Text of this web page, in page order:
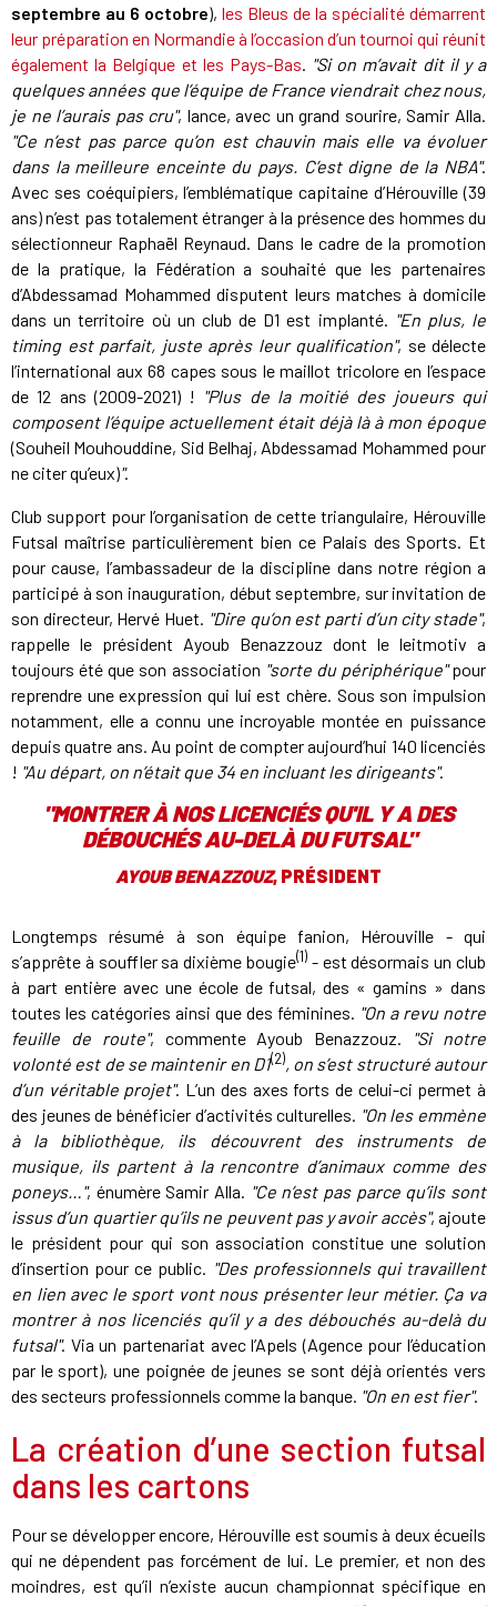
septembre au 6 octobre), les Bleus de la spécialité démarrent
leur préparation en Normandie à l’occasion d’un tournoi qui réunit
également la Belgique et les Pays-Bas. "Si on m’avait dit il y a
quelques années que l’équipe de France viendrait chez nous,
je ne l’aurais pas cru", lance, avec un grand sourire, Samir Alla.
"Ce n’est pas parce qu’on est chauvin mais elle va évoluer
dans la meilleure enceinte du pays. C’est digne de la NBA".
Avec ses coéquipiers, l’emblématique capitaine d’Hérouville (39
ans) n’est pas totalement étranger à la présence des hommes du
sélectionneur Raphaël Reynaud. Dans le cadre de la promotion
de la pratique, la Fédération a souhaité que les partenaires
d’Abdessamad Mohammed disputent leurs matches à domicile
dans un territoire où un club de D1 est implanté. "En plus, le
timing est parfait, juste après leur qualification", se délecte
l’international aux 68 capes sous le maillot tricolore en l’espace
de 12 ans (2009-2021) ! "Plus de la moitié des joueurs qui
composent l’équipe actuellement était déjà là à mon époque
(Souheil Mouhouddine, Sid Belhaj, Abdessamad Mohammed pour
ne citer qu’eux)".
Club support pour l’organisation de cette triangulaire, Hérouville
Futsal maîtrise particulièrement bien ce Palais des Sports. Et
pour cause, l’ambassadeur de la discipline dans notre région a
participé à son inauguration, début septembre, sur invitation de
son directeur, Hervé Huet. "Dire qu’on est parti d’un city stade",
rappelle le président Ayoub Benazzouz dont le leitmotiv a
toujours été que son association "sorte du périphérique"pour
reprendre une expression qui lui est chère. Sous son impulsion
notamment, elle a connu une incroyable montée en puissance
depuis quatre ans. Au point de compter aujourd’hui 140 licenciés
! "Au départ, on n’était que 34 en incluant les dirigeants".
"MONTRER À NOS LICENCIÉS QU'IL Y A DES
DÉBOUCHÉS AU-DELÀ DU FUTSAL"
AYOUB BENAZZOUZ, PRÉSIDENT
Longtemps résumé à son équipe fanion, Hérouville - qui
s’apprête à souffler sa dixième bougie(1) - est désormais un club
à part entière avec une école de futsal, des « gamins » dans
toutes les catégories ainsi que des féminines. "On a revu notre
feuille de route", commente Ayoub Benazzouz. "Si notre
volonté est de se maintenir en D1(2), on s’est structuré autour
d’un véritable projet". L’un des axes forts de celui-ci permet à
des jeunes de bénéficier d’activités culturelles. "On les emmène
à la bibliothèque, ils découvrent des instruments de
musique, ils partent à la rencontre d’animaux comme des
poneys…", énumère Samir Alla. "Ce n’est pas parce qu’ils sont
issus d’un quartier qu’ils ne peuvent pas y avoir accès", ajoute
le président pour qui son association constitue une solution
d’insertion pour ce public. "Des professionnels qui travaillent
en lien avec le sport vont nous présenter leur métier. Ça va
montrer à nos licenciés qu’il y a des débouchés au-delà du
futsal". Via un partenariat avec l’Apels (Agence pour l’éducation
par le sport), une poignée de jeunes se sont déjà orientés vers
des secteurs professionnels comme la banque. "On en est fier".
La création d’une section futsal
dans les cartons
Pour se développer encore, Hérouville est soumis à deux écueils
qui ne dépendent pas forcément de lui. Le premier, et non des
moindres, est qu’il n’existe aucun championnat spécifique en